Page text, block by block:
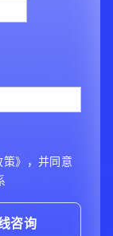
》，并同意
咨询